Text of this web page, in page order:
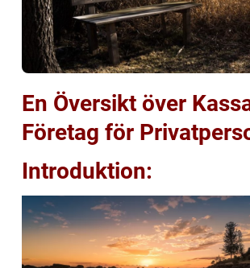
En Översikt över
Företag för
Introduktion: